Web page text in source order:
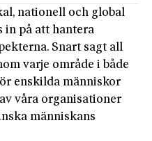
nationell och global
in på att hantera
Snart sagt all
varje område i både
enskilda människor
våra organisationer
människans